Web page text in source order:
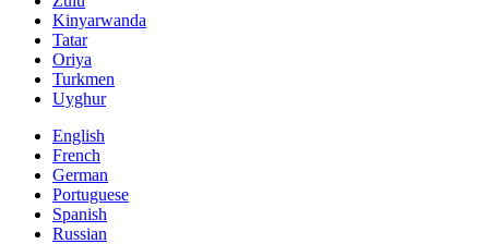
Kinyarwanda
Tatar
Oriya
Turkmen
Uyghur
English
French
German
Portuguese
Spanish
Russian